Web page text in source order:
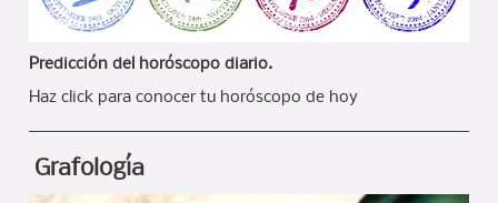
Predicción del horóscopo diario.
Haz click para conocer tu horóscopo de hoy
Grafología